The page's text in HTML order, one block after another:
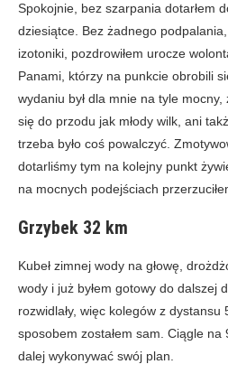
Spokojnie, bez szarpania dotarłem
dziesiątce. Bez żadnego
izotoniki, pozdrowiłem urocze
Panami, którzy na punkcie obrobili
wydaniu był dla mnie na tyle mocny,
się do przodu jak młody wilk, ani
trzeba było coś powalczyć.
dotarliśmy tym na kolejny punkt
na mocnych podejściach
Grzybek 32 km
Kubeł zimnej wody na głowę,
wody i już byłem gotowy do dalszej
rozwidlały, więc kolegów z dystansu
sposobem zostałem sam. Ciągle na
dalej wykonywać swój plan.